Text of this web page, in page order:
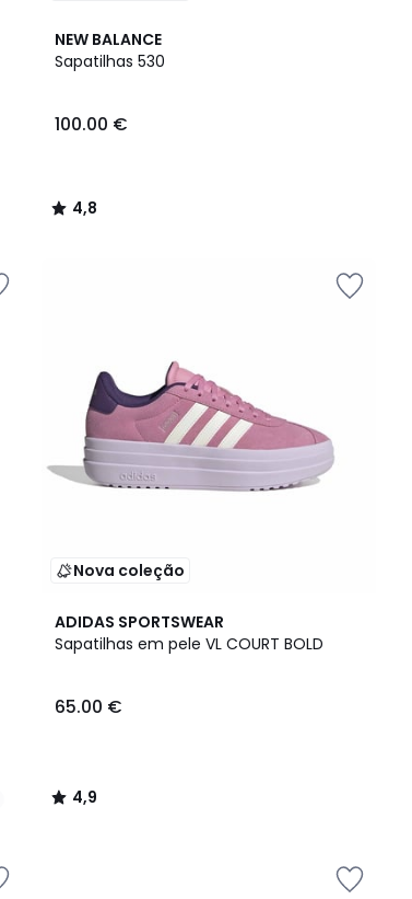
NEW BALANCE
Sapatilhas 530
100.00 €
4,8
/ 5
4,8
/
Nova coleção
ADIDAS SPORTSWEAR
Sapatilhas em pele VL COURT BOLD
65.00 €
4,9
/ 5
4,9
/